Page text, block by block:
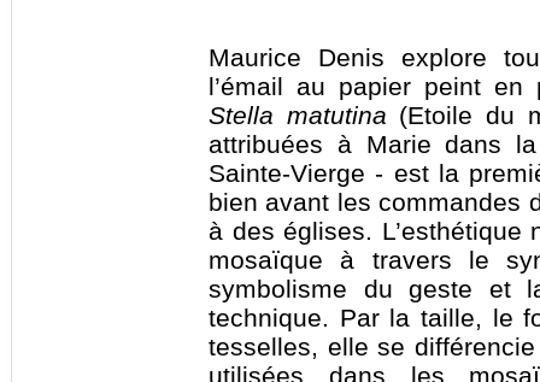
Maurice Denis explore
l’émail au papier peint
Stella matutina (Etoile du
attribuées à Marie dans
Sainte-Vierge - est la
bien avant les commandes
à des églises. L’esthétique
mosaïque à travers le
symbolisme du geste et
technique. Par la taille, le
tesselles, elle se
utilisées dans les